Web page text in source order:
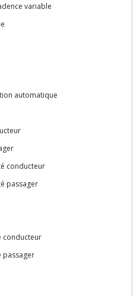
variable
automatique
conducteur
passager
conducteur
passager